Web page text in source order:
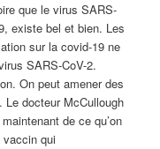
que le virus SARS-
existe bel et bien. Les
sur la covid-19 ne
SARS-CoV-2.
On peut amener des
Le docteur McCullough
de ce qu’on
vaccin qui